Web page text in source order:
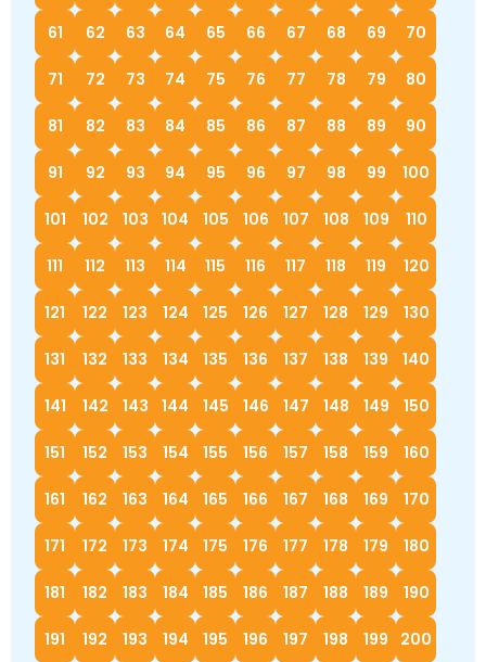
61 62 63 64 65 66 67 68 69 70
71 72 73 74 75 76 77 78 79 80
81 82 83 84 85 86 87 88 89 90
91 92 93 94 95 96 97 98 99 100
101 102 103 104 105 106 107 108 109 110
111 112 113 114 115 116 117 118 119 120
121 122 123 124 125 126 127 128 129 130
131 132 133 134 135 136 137 138 139 140
141 142 143 144 145 146 147 148 149 150
151 152 153 154 155 156 157 158 159 160
161 162 163 164 165 166 167 168 169 170
171 172 173 174 175 176 177 178 179 180
181 182 183 184 185 186 187 188 189 190
191 192 193 194 195 196 197 198 199 200